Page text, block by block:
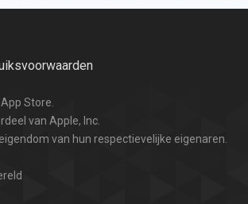
Store.
van Apple, Inc.
van hun respectievelijke eigenaren.